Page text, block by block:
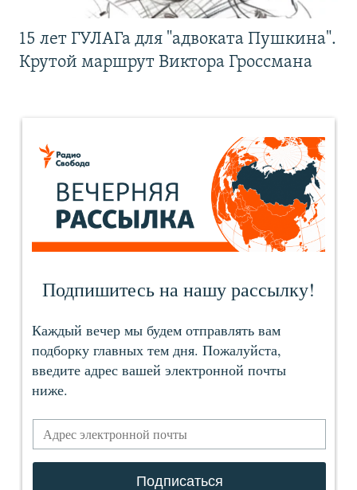
15 лет ГУЛАГа для "адвоката Пушкина".
Крутой маршрут Виктора Гроссмана